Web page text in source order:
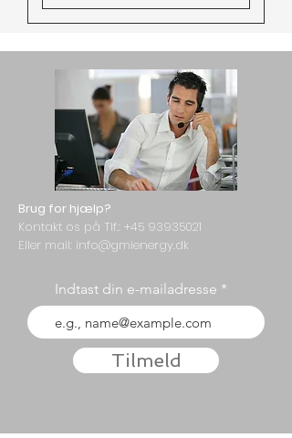
Brug for hjælp?
Kontakt os på Tlf.: +45 93935021
Eller mail: info@gmienergy.dk
Indtast din e-mailadresse
Tilmeld